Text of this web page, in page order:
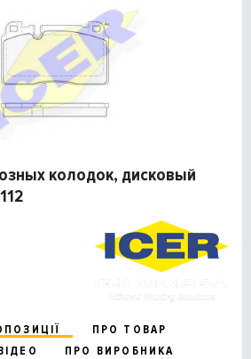
колодок, дисковый
ПРО ТОВАР
ПРО ВИРОБНИКА